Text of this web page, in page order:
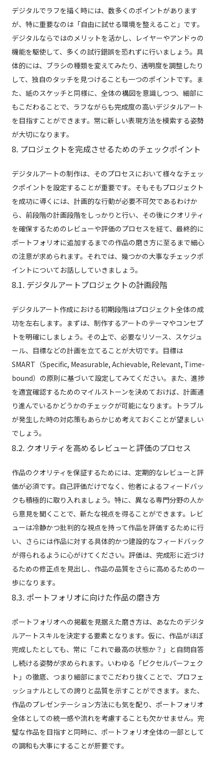
デジタルでラフを描く時には、数多くのポイントがあります
が、特に重要なのは「自由に試せる環境を整えること」です。
デジタルならではのメリットを活かし、レイヤーやアンドゥの
機能を駆使して、多くの試行錯誤を恐れずに行いましょう。具
体的には、ブラシの種類を変えてみたり、透明度を調整したり
して、独自のタッチを見つけることも一つのポイントです。ま
た、紙のスケッチと同様に、全体の構図を意識しつつ、細部に
もこだわることで、ラフながらも完成度の高いデジタルアート
を目指すことができます。常に新しい表現方法を模索する姿勢
が大切になります。
8. プロジェクトを完成させるためのチェックポイント
デジタルアートの制作は、そのプロセスにおいて様々なチェッ
クポイントを設定することが重要です。そもそもプロジェクト
を成功に導くには、計画的な行動が必要不可欠であるわけか
ら、前段階の計画段階をしっかりと行い、その後にクオリティ
を確保するためのレビューや評価のプロセスを経て、最終的に
ポートフォリオに追加するまでの作品の磨き方に至るまで細心
の注意が求められます。それでは、幾つかの大事なチェックポ
イントについてお話ししていきましょう。
8.1. デジタルアートプロジェクトの計画段階
デジタルアート作成における初期段階はプロジェクト全体の成
功を左右します。まずは、制作するアートのテーマやコンセプ
トを明確にしましょう。その上で、必要なリソース、スケジュ
ール、目標などの計画を立てることが大切です。目標は
SMART（Specific, Measurable, Achievable, Relevant, Time-
bound）の原則に基づいて設定してみてください。また、進捗
を適宜確認するためのマイルストーンを決めておけば、計画通
り進んでいるかどうかのチェックが可能になります。トラブル
が発生した時の対応策もあらかじめ考えておくことが望ましい
でしょう。
8.2. クオリティを高めるレビューと評価のプロセス
作品のクオリティを保証するためには、定期的なレビューと評
価が必須です。自己評価だけでなく、他者によるフィードバッ
クも積極的に取り入れましょう。特に、異なる専門分野の人か
ら意見を聞くことで、新たな視点を得ることができます。レビ
ューは冷静かつ批判的な視点を持って作品を評価するために行
い、さらには作品に対する具体的かつ建設的なフィードバック
が得られるように心がけてください。評価は、完成形に近づけ
るための修正点を見出し、作品の品質をさらに高めるための一
歩になります。
8.3. ポートフォリオに向けた作品の磨き方
ポートフォリオへの掲載を見据えた磨き方は、あなたのデジタ
ルアートスキルを決定する要素となります。仮に、作品がほぼ
完成したとしても、常に「これで最高の状態か？」と自問自答
し続ける姿勢が求められます。いわゆる「ピクセルパーフェク
ト」の徹底、つまり細部にまでこだわり抜くことで、プロフェ
ッショナルとしての誇りと品質を示すことができます。また、
作品のプレゼンテーション方法にも気を配り、ポートフォリオ
全体としての統一感や流れを考慮することも欠かせません。完
璧な作品を目指すと同時に、ポートフォリオ全体の一部として
の調和も大事にすることが肝要です。